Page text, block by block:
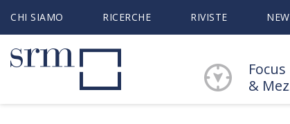
CHI SIAMO RICERCHE RIVISTE
&